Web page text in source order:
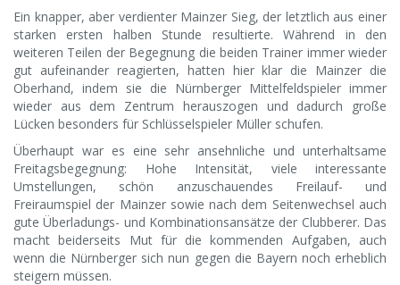
Ein knapper, aber verdienter Mainzer Sieg, der letztlich aus einer
starken ersten halben Stunde resultierte. Während in den
weiteren Teilen der Begegnung die beiden Trainer immer wieder
gut aufeinander reagierten, hatten hier klar die Mainzer die
Oberhand, indem sie die Nürnberger Mittelfeldspieler immer
wieder aus dem Zentrum herauszogen und dadurch große
Lücken besonders für Schlüsselspieler Müller schufen.
Überhaupt war es eine sehr ansehnliche und unterhaltsame
Freitagsbegegnung: Hohe Intensität, viele interessante
Umstellungen, schön anzuschauendes Freilauf- und
Freiraumspiel der Mainzer sowie nach dem Seitenwechsel auch
gute Überladungs- und Kombinationsansätze der Clubberer. Das
macht beiderseits Mut für die kommenden Aufgaben, auch
wenn die Nürnberger sich nun gegen die Bayern noch erheblich
steigern müssen.